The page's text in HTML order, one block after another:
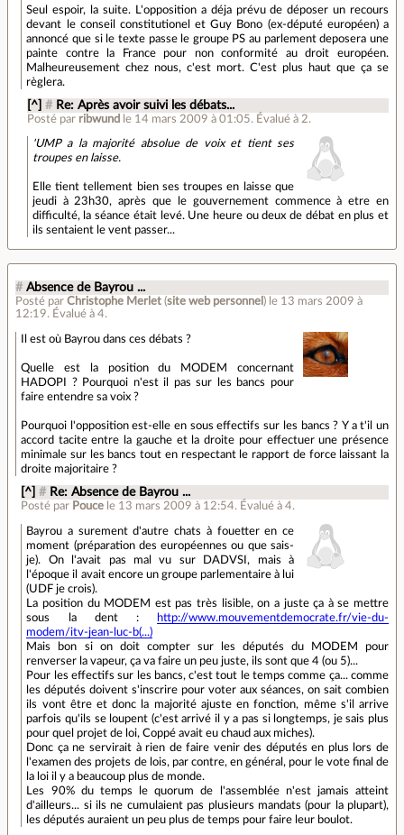
Seul espoir, la suite. L'opposition a déja prévu de déposer un recours
devant le conseil constitutionel et Guy Bono (ex-député européen) a
annoncé que si le texte passe le groupe PS au parlement deposera une
painte contre la France pour non conformité au droit européen.
Malheureusement chez nous, c'est mort. C'est plus haut que ça se
règlera.
[^] # Re: Après avoir suivi les débats...
Posté par ribwund le 14 mars 2009 à 01:05. Évalué à 2.
'UMP a la majorité absolue de voix et tient ses
troupes en laisse.
Elle tient tellement bien ses troupes en laisse que
jeudi à 23h30, après que le gouvernement commence à etre en
difficulté, la séance était levé. Une heure ou deux de débat en plus et
ils sentaient le vent passer...
# Absence de Bayrou ...
Posté par Christophe Merlet (site web personnel ) le 13 mars 2009 à
12:19. Évalué à 4.
Il est où Bayrou dans ces débats ?
Quelle est la position du MODEM concernant
HADOPI ? Pourquoi n'est il pas sur les bancs pour
faire entendre sa voix ?
Pourquoi l'opposition est-elle en sous effectifs sur les bancs ? Y a t'il un
accord tacite entre la gauche et la droite pour effectuer une présence
minimale sur les bancs tout en respectant le rapport de force laissant la
droite majoritaire ?
[^] # Re: Absence de Bayrou ...
Posté par Pouce le 13 mars 2009 à 12:54. Évalué à4.
Bayrou a surement d'autre chats à fouetter en ce
moment (préparation des européennes ou que sais-
je). On l'avait pas mal vu sur DADVSI, mais à
l'époque il avait encore un groupe parlementaire à lui
(UDF je crois).
La position du MODEM est pas très lisible, on a juste ça à se mettre
sous la dent :
http://www.mouvementdemocrate.fr/vie-du-
modem/itv-jean-luc-b(...)
Mais bon si on doit compter sur les députés du MODEM pour
renverser la vapeur, ça va faire un peu juste, ils sont que 4 (ou 5)...
Pour les effectifs sur les bancs, c'est tout le temps comme ça... comme
les députés doivent s'inscrire pour voter aux séances, on sait combien
ils vont être et donc la majorité ajuste en fonction, même s'il arrive
parfois qu'ils se loupent (c'est arrivé il y a pas si longtemps, je sais plus
pour quel projet de loi, Coppé avait eu chaud aux miches).
Donc ça ne servirait à rien de faire venir des députés en plus lors de
l'examen des projets de lois, par contre, en général, pour le vote final de
la loi il y a beaucoup plus de monde.
Les 90% du temps le quorum de l'assemblée n'est jamais atteint
d'ailleurs... si ils ne cumulaient pas plusieurs mandats (pour la plupart),
les députés auraient un peu plus de temps pour faire leur boulot.